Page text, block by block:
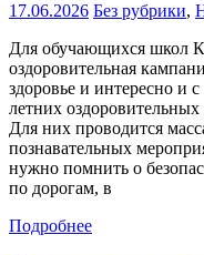
17.06.2026 Без рубрики,
Для обучающихся школ
оздоровительная
здоровье и интересно и
летних
Для них проводится
познавательных
нужно помнить о
по дорогам, в
Подробнее